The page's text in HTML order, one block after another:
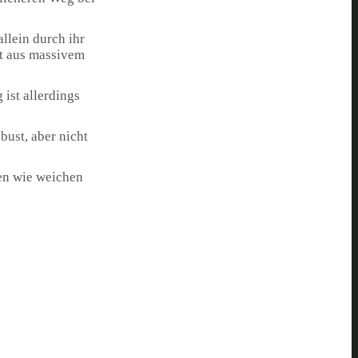
durch ihr
massivem
ist allerdings
aber nicht
wie weichen